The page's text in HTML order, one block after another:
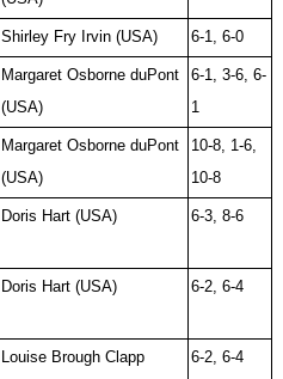
Shirley Fry Irvin (USA) 6-1, 6-0
Margaret Osborne duPont
(USA)
6-1, 3-6, 6-
1
Margaret Osborne duPont
(USA)
10-8, 1-6,
10-8
Doris Hart (USA) 6-3, 8-6
Doris Hart (USA) 6-2, 6-4
Louise Brough Clapp
6-2, 6-4